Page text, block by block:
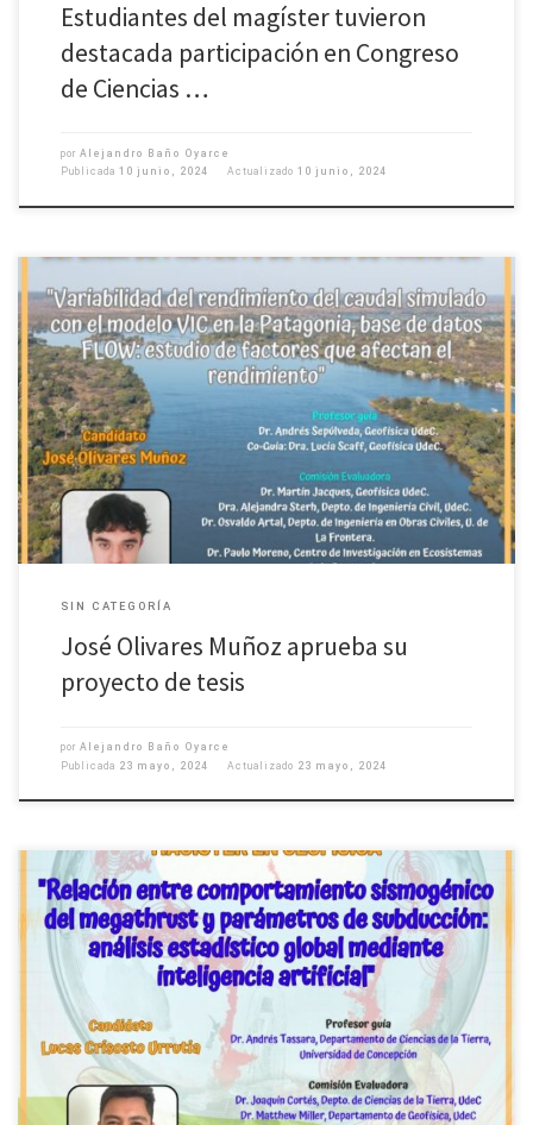
Estudiantes del magíster tuvieron
destacada participación en Congreso
de Ciencias …
por Alejandro Baño Oyarce
Publicada 10 junio, 2024 Actualizado 10 junio, 2024
SIN CATEGORÍA
José Olivares Muñoz aprueba su
proyecto de tesis
por Alejandro Baño Oyarce
Publicada 23 mayo, 2024 Actualizado 23 mayo, 2024